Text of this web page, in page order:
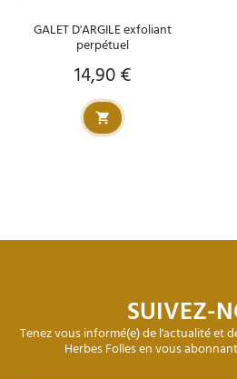
GALET D'ARGILE exfoliant
perpétuel
Prix
14,90 €
SUIVEZ-
Tenez vous informé(e) de l'actualité et
Herbes Folles en vous